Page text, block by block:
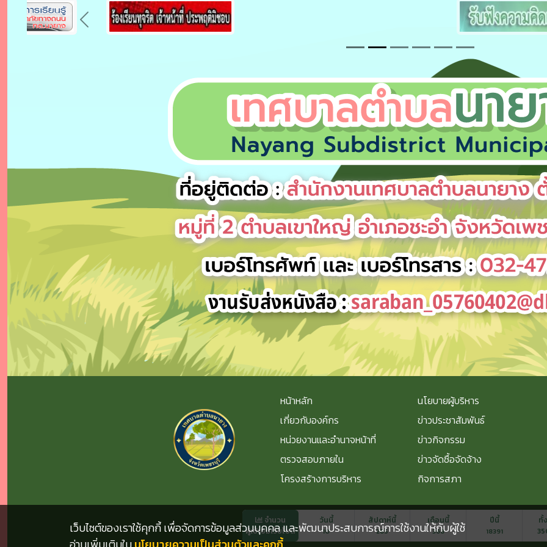
Previous
หน้าหลัก
เกี่ยวกับองค์กร
หน่วยงานและอำนาจหน้าที่
ตรวจสอบภายใน
โครงสร้างการบริหาร
นโยบายผู้บริหาร
ข่าวประชาสัมพันธ์
ข่าวกิจกรรม
ข่าวจัดซื้อจัดจ้าง
กิจการสภา
จำนวน
ผู้เข้าชมเว็บไซต์
วันนี้
10
สัปดาห์นี้
285
เดือนนี้
368
ปีนี้
18391
ทั้
เว็บไซต์ของเราใช้คุกกี้ เพื่อจัดการข้อมูลส่วนบุคคล และพัฒนาประสบการณ์การใช้งานให้กับผู้ใช้